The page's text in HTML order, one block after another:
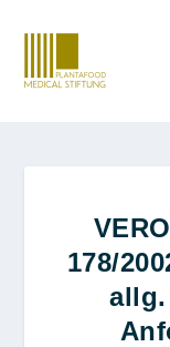
178/
allg.